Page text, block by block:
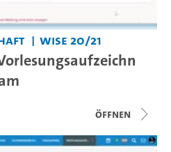
WiSe 20/21
Öffnen